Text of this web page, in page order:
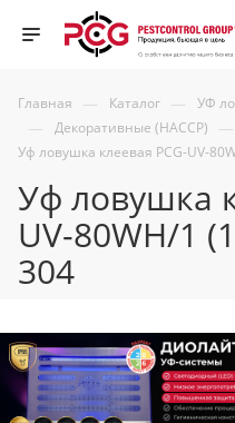
Главная — Каталог — УФ
— Декоративные (HACCP) —
Уф ловушка клеевая PCG-UV-
Уф ловушка
UV-80WH/1
304